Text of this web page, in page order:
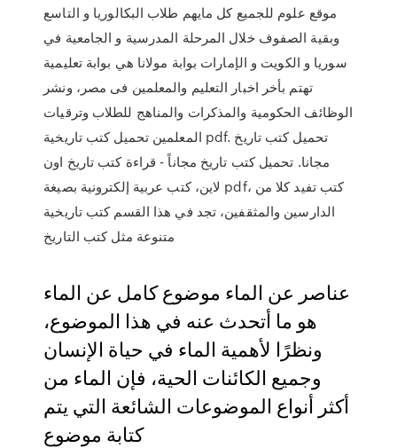
موقع علوم للجميع كل مايهم طلاب البكالوريا و التاسع
وبقية الصفوف خلال المرحلة المدرسية و الجامعية في
سوريا و الكويت و الإمارات بوابة مولانا هي بوابة تعليمية
تهتم بأخر اخبار التعليم والمعلمين فى مصر، ونشر
الوظائف الحكومية والمذكرات والمناهج للطلاب وترقيات
المعلمين تحميل كتب تاريخية pdf. تحميل كتب تاريخ
مجانا. تحميل كتب تاريخ مجاناً - قراءة كتب تاريخ اون
لاين، كتب عربية إلكترونية بصيغة pdf، كتب تفيد كلا من
الدارسين والمثقفين، تجد في هذا القسم كتب تاريخية
متنوعة مثل كتب التاريخ
عناصر عن الماء موضوع كامل عن الماء
هو ما أتحدث عنه في هذا الموضوع،
ونظرًا لأهمية الماء في حياة الإنسان
وجميع الكائنات الحية، فإن الماء من
أكثر أنواع الموضوعات الشائعة التي يتم
كتابة موضوع